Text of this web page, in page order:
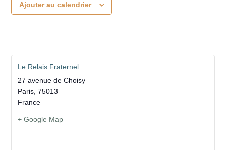
Ajouter au calendrier
Le Relais Fraternel
27 avenue de Choisy
Paris 75013
France
+ Google Map